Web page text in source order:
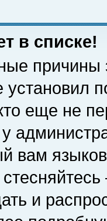
в списке!
причины
установил
еще не
вам
и